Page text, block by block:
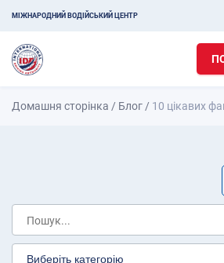
МІЖНАРОДНИЙ ВОДІЙСЬКИЙ ЦЕНТР
Домашня сторінка / Блог / 10 цікавих